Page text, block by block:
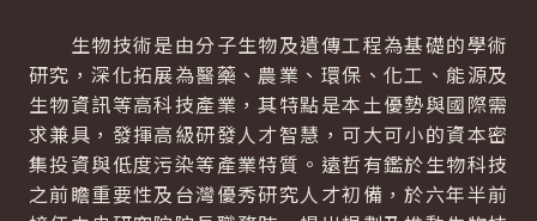
生物技術是由分子生物及遺傳工程為基礎的學術
研究，深化拓展為醫藥、農業、環保、化工、能源及
生物資訊等高科技產業，其特點是本土優勢與國際需
求兼具，發揮高級研發人才智慧，可大可小的資本密
集投資與低度污染等產業特質。遠哲有鑑於生物科技
之前瞻重要性及台灣優秀研究人才初備，於六年半前